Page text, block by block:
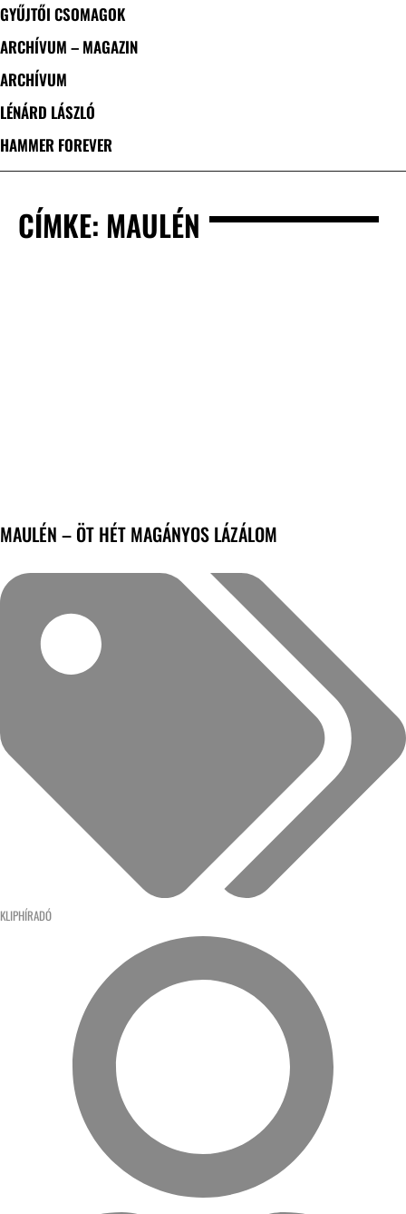
GYŰJTŐI CSOMAGOK
ARCHÍVUM – MAGAZIN
ARCHÍVUM
LÉNÁRD LÁSZLÓ
HAMMER FOREVER
CÍMKE: MAULÉN
MAULÉN – ÖT HÉT MAGÁNYOS LÁZÁLOM
KLIPHÍRADÓ